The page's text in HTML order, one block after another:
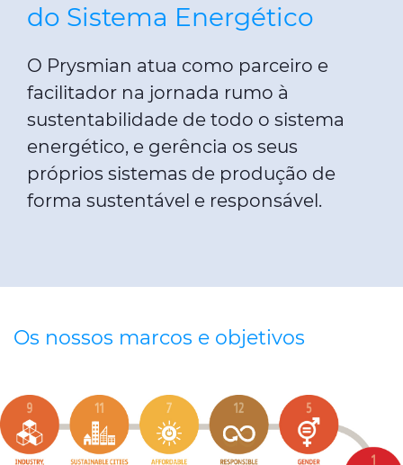
do Sistema Energético
O Prysmian atua como parceiro e
facilitador na jornada rumo à
sustentabilidade de todo o sistema
energético, e gerência os seus
próprios sistemas de produção de
forma sustentável e responsável.
Os nossos marcos e objetivos